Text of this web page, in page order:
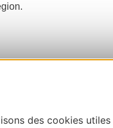
des cookies utiles